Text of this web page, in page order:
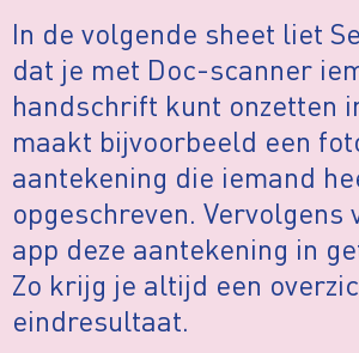
In de volgende sheet liet
dat je met Doc-scanner
handschrift kunt onzetten
maakt bijvoorbeeld een
aantekening die iemand
opgeschreven. Vervolgens
app deze aantekening in
Zo krijg je altijd een
eindresultaat.